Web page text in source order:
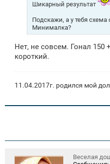
Шикарный результат
Подскажи, а у тебя
Минималка?
Нет, не совсем. Гонал 150
короткий.
11.04.2017г. родился мой
Веселая